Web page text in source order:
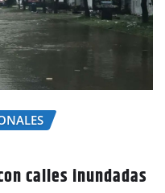
calles inundadas